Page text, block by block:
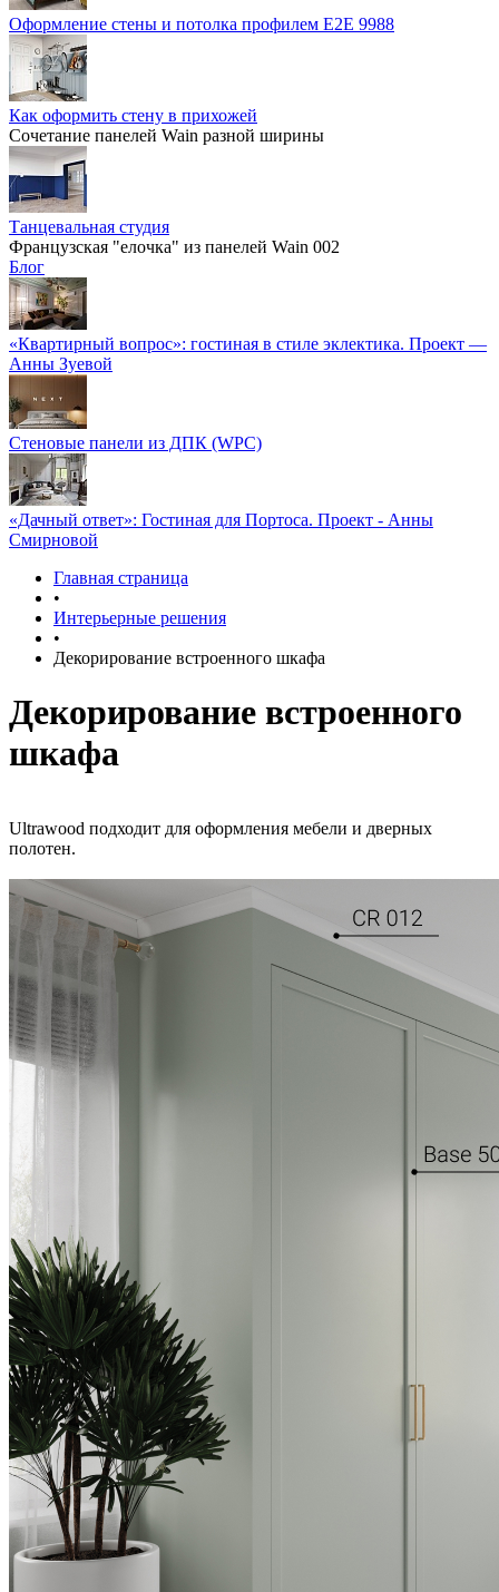
Оформление стены и потолка профилем E2E 9988
Как оформить стену в прихожей
Сочетание панелей Wain разной ширины
Танцевальная студия
Французская "елочка" из панелей Wain 002
Блог
«Квартирный вопрос»: гостиная в стиле эклектика. Проект —
Анны Зуевой
Стеновые панели из ДПК (WPC)
«Дачный ответ»: Гостиная для Портоса. Проект - Анны
Смирновой
Главная страница
•
Интерьерные решения
•
Декорирование встроенного шкафа
Декорирование встроенного
шкафа
Ultrawood подходит для оформления мебели и дверных
полотен.